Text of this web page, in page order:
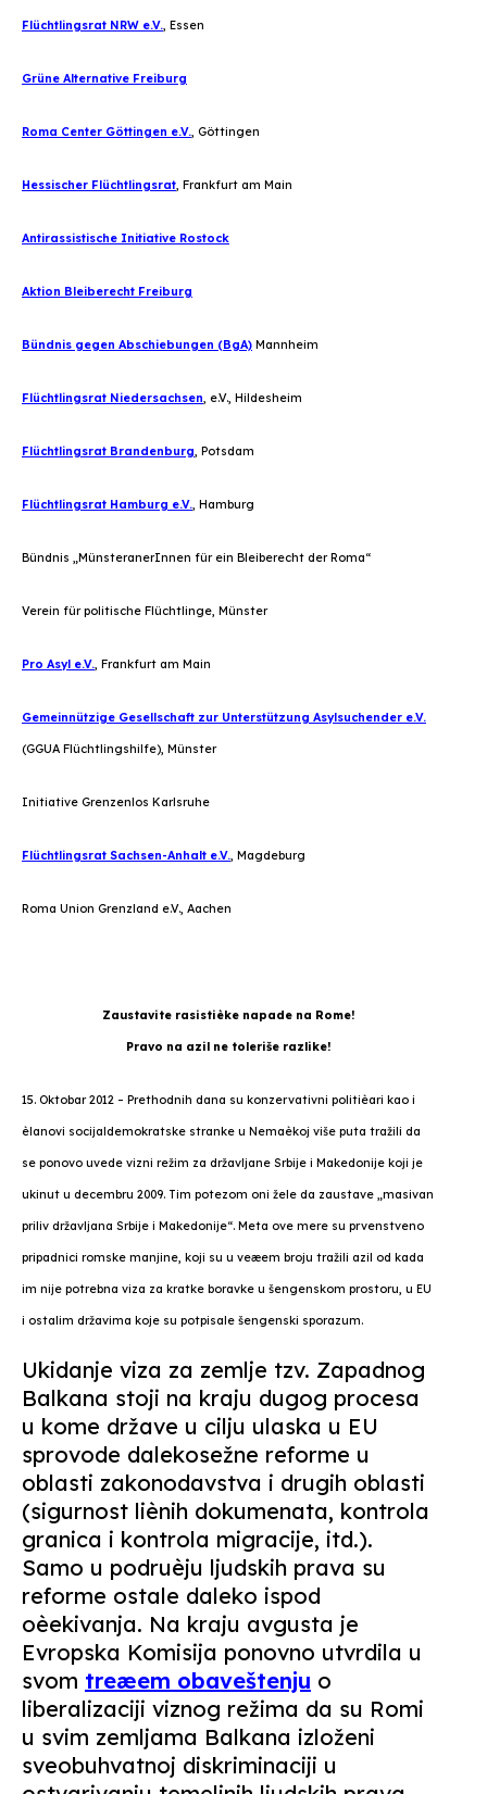
Flüchtlingsrat NRW e.V., Essen
Grüne Alternative Freiburg
Roma Center Göttingen e.V., Göttingen
Hessischer Flüchtlingsrat, Frankfurt am Main
Antirassistische Initiative Rostock
Aktion Bleiberecht Freiburg
Bündnis gegen Abschiebungen (BgA) Mannheim
Flüchtlingsrat Niedersachsen, e.V., Hildesheim
Flüchtlingsrat Brandenburg, Potsdam
Flüchtlingsrat Hamburg e.V., Hamburg
Bündnis „MünsteranerInnen für ein Bleiberecht der Roma“
Verein für politische Flüchtlinge, Münster
Pro Asyl e.V., Frankfurt am Main
Gemeinnützige Gesellschaft zur Unterstützung Asylsuchender e.V.
(GGUA Flüchtlingshilfe), Münster
Initiative Grenzenlos Karlsruhe
Flüchtlingsrat Sachsen-Anhalt e.V., Magdeburg
Roma Union Grenzland e.V., Aachen
Zaustavite rasistièke napade na Rome!
Pravo na azil ne toleriše razlike!
15. Oktobar 2012 – Prethodnih dana su konzervativni politièari kao i
èlanovi socijaldemokratske stranke u Nemaèkoj više puta tražili da
se ponovo uvede vizni režim za državljane Srbije i Makedonije koji je
ukinut u decembru 2009. Tim potezom oni žele da zaustave „masivan
priliv državljana Srbije i Makedonije“. Meta ove mere su prvenstveno
pripadnici romske manjine, koji su u veæem broju tražili azil od kada
im nije potrebna viza za kratke boravke u šengenskom prostoru, u EU
i ostalim državima koje su potpisale šengenski sporazum.
Ukidanje viza za zemlje tzv. Zapadnog
Balkana stoji na kraju dugog procesa
u kome države u cilju ulaska u EU
sprovode dalekosežne reforme u
oblasti zakonodavstva i drugih oblasti
(sigurnost liènih dokumenata, kontrola
granica i kontrola migracije, itd.).
Samo u podruèju ljudskih prava su
reforme ostale daleko ispod
oèekivanja. Na kraju avgusta je
Evropska Komisija ponovno utvrdila u
svom treæem obaveštenju o
liberalizaciji viznog režima da su Romi
u svim zemljama Balkana izloženi
sveobuhvatnoj diskriminaciji u